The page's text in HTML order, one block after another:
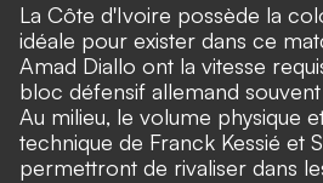
La Côte d'Ivoire possède la
idéale pour exister dans ce
Amad Diallo ont la vitesse
bloc défensif allemand
Au milieu, le volume physique
technique de Franck Kessié et
permettront de rivaliser dans